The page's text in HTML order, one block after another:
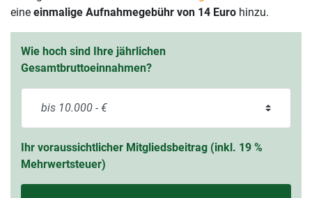
eine einmalige Aufnahmegebühr von 14 Euro hinzu.
Wie hoch sind Ihre jährlichen
Gesamtbruttoeinnahmen?
Ihr voraussichtlicher Mitgliedsbeitrag (inkl. 19 %
Mehrwertsteuer)